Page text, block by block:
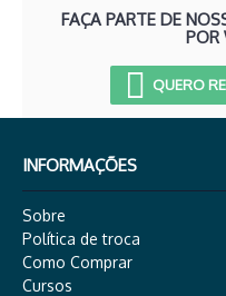
FAÇA PARTE DE
POR
QUERO
INFORMAÇÕES
Sobre
Política de troca
Como Comprar
Cursos